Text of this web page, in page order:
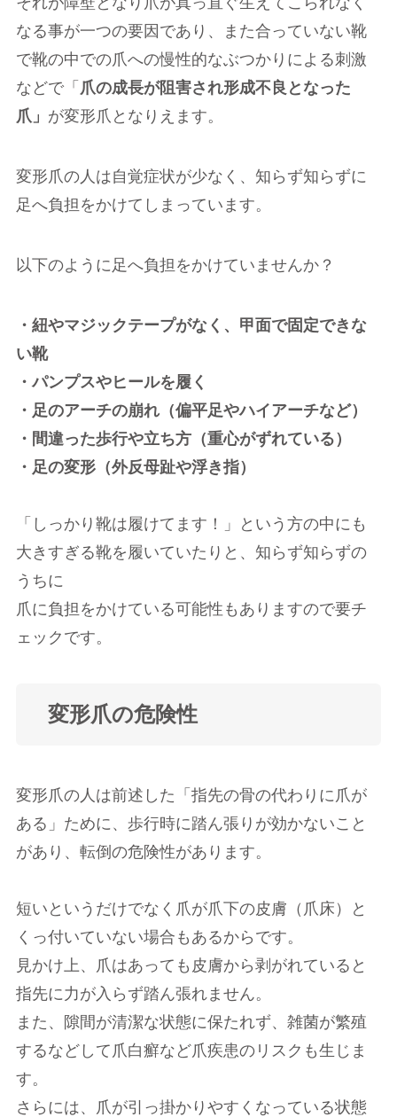
なる事が一つの要因であり、また合っていない靴
で靴の中での爪への慢性的なぶつかりによる刺激
などで「 爪の成長が阻害され形成不良となった
爪」 が変形爪となりえます。
変形爪の人は自覚症状が少なく、知らず知らずに
足へ負担をかけてしまっています。
以下のように足へ負担をかけていませんか？
・紐やマジックテープがなく、甲面で固定できな
い靴
・パンプスやヒールを履く
・足のアーチの崩れ（偏平足やハイアーチなど）
・間違った歩行や立ち方（重心がずれている）
・足の変形（外反母趾や浮き指）
「しっかり靴は履けてます！」という方の中にも
大きすぎる靴を履いていたりと、知らず知らずの
うちに
爪に負担をかけている可能性もありますので要チ
ェックです。
変形爪の危険性
変形爪の人は前述した「指先の骨の代わりに爪が
ある」ために、歩行時に踏ん張りが効かないこと
があり、転倒の危険性があります。
短いというだけでなく爪が爪下の皮膚（爪床）と
くっ付いていない場合もあるからです。
見かけ上、爪はあっても皮膚から剥がれていると
指先に力が入らず踏ん張れません。
また、隙間が清潔な状態に保たれず、雑菌が繁殖
するなどして爪白癬など爪疾患のリスクも生じま
す。
さらには、爪が引っ掛かりやすくなっている状態